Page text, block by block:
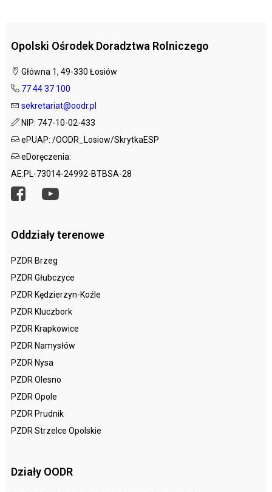
Opolski Ośrodek Doradztwa Rolniczego
Główna 1, 49-330 Łosiów
77 44 37 100
sekretariat@oodr.pl
NIP: 747-10-02-433
ePUAP: /OODR_Losiow/SkrytkaESP
eDoręczenia:
AE:PL-73014-24992-BTBSA-28
Oddziały terenowe
PZDR Brzeg
PZDR Głubczyce
PZDR Kędzierzyn-Koźle
PZDR Kluczbork
PZDR Krapkowice
PZDR Namysłów
PZDR Nysa
PZDR Olesno
PZDR Opole
PZDR Prudnik
PZDR Strzelce Opolskie
Działy OODR